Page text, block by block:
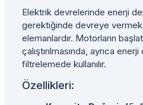
Elektrik devrelerinde enerji
gerektiğinde devreye vermek
elemanlardır. Motorların
çalıştırılmasında, ayrıca
filtrelemede kullanılır.
Özellikleri: